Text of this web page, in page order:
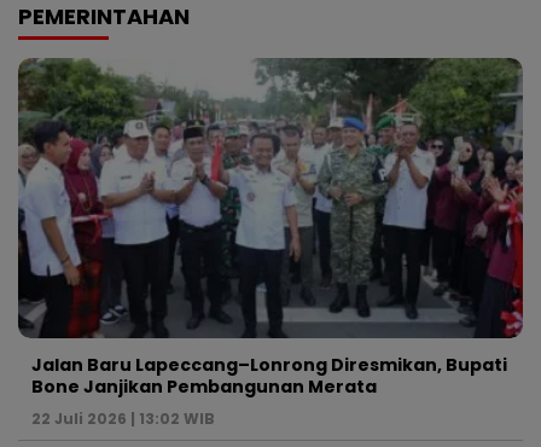
PEMERINTAHAN
Jalan Baru Lapeccang–Lonrong Diresmikan, Bupati
Bone Janjikan Pembangunan Merata
22 Juli 2026 | 13:02 WIB